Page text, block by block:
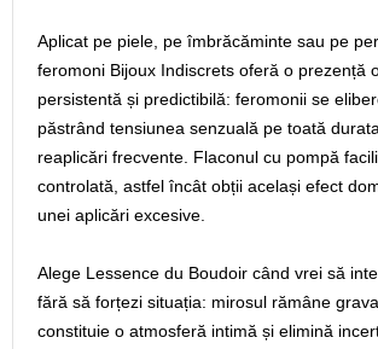
Aplicat pe piele, pe îmbrăcăminte sau pe
feromoni Bijoux Indiscrets oferă o prezență
persistentă și predictibilă: feromonii se
păstrând tensiunea senzuală pe toată
reaplicări frecvente. Flaconul cu pompă
controlată, astfel încât obții același efect
unei aplicări excesive.
Alege Lessence du Boudoir când vrei să
fără să forțezi situația: mirosul rămâne
constituie o atmosferă intimă și elimină